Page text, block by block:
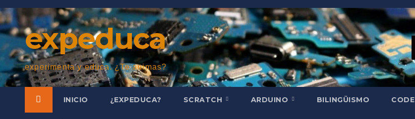
Saltar
al
contenidoexpeduca
experimenta y educa. ¿Te animas?
INICIO ¿EXPEDUCA? SCRATCH ARDUINO BILINGÜISMO CODE